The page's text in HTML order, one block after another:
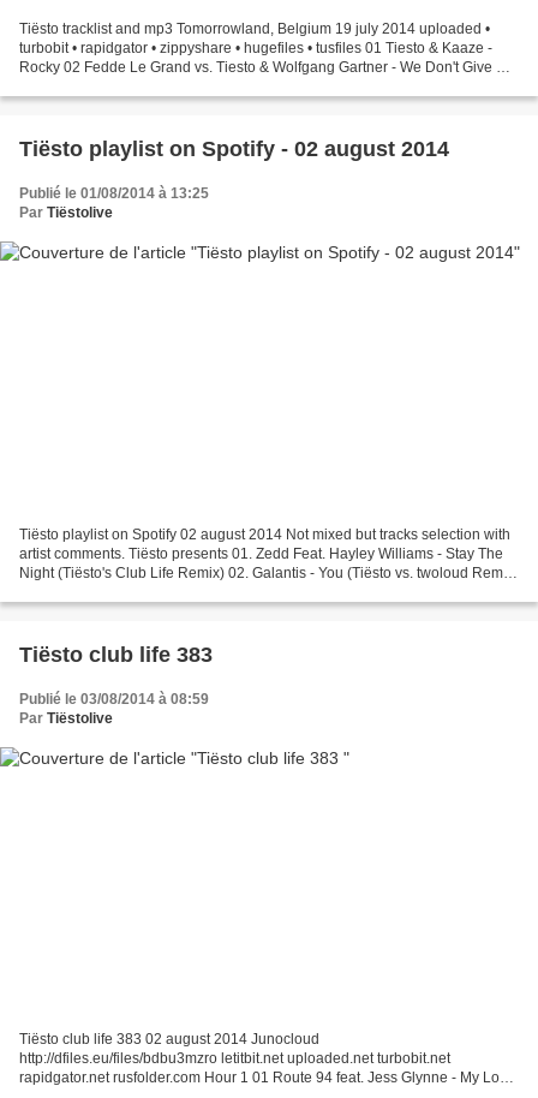
Tiësto tracklist and mp3 Tomorrowland, Belgium 19 july 2014 uploaded •
turbobit • rapidgator • zippyshare • hugefiles • tusfiles 01 Tiesto & Kaaze -
Rocky 02 Fedde Le Grand vs. Tiesto & Wolfgang Gartner - We Don't Give Up
Tiësto playlist on Spotify - 02 august 2014
Publié le 01/08/2014 à 13:25
Par Tiëstolive
Tiësto playlist on Spotify 02 august 2014 Not mixed but tracks selection with
artist comments. Tiësto presents 01. Zedd Feat. Hayley Williams - Stay The
Night (Tiësto's Club Life Remix) 02. Galantis - You (Tiësto vs. twoloud Remix)
Tiësto club life 383
Publié le 03/08/2014 à 08:59
Par Tiëstolive
Tiësto club life 383 02 august 2014 Junocloud
http://dfiles.eu/files/bdbu3mzro letitbit.net uploaded.net turbobit.net
rapidgator.net rusfolder.com Hour 1 01 Route 94 feat. Jess Glynne - My Love